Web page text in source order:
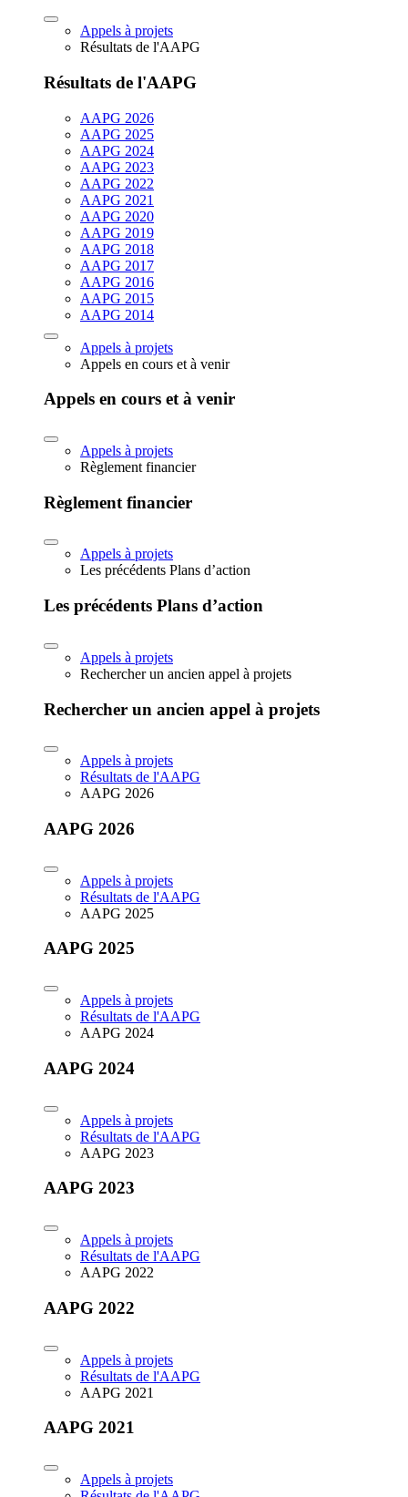
Appels à projets
Résultats de l'AAPG
Résultats de l'AAPG
AAPG 2026
AAPG 2025
AAPG 2024
AAPG 2023
AAPG 2022
AAPG 2021
AAPG 2020
AAPG 2019
AAPG 2018
AAPG 2017
AAPG 2016
AAPG 2015
AAPG 2014
Appels à projets
Appels en cours et à venir
Appels en cours et à venir
Appels à projets
Règlement financier
Règlement financier
Appels à projets
Les précédents Plans d’action
Les précédents Plans d’action
Appels à projets
Rechercher un ancien appel à projets
Rechercher un ancien appel à projets
Appels à projets
Résultats de l'AAPG
AAPG 2026
AAPG 2026
Appels à projets
Résultats de l'AAPG
AAPG 2025
AAPG 2025
Appels à projets
Résultats de l'AAPG
AAPG 2024
AAPG 2024
Appels à projets
Résultats de l'AAPG
AAPG 2023
AAPG 2023
Appels à projets
Résultats de l'AAPG
AAPG 2022
AAPG 2022
Appels à projets
Résultats de l'AAPG
AAPG 2021
AAPG 2021
Appels à projets